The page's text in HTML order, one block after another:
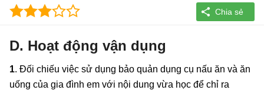
D. Hoạt động vận dụng
1. Đối chiếu việc sử dụng bảo quản dụng cụ nấu ăn và ăn
uống của gia đình em với nội dung vừa học để chỉ ra